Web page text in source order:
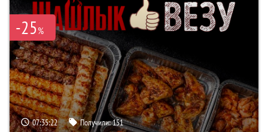
-25%
07:35:21 Получили:151